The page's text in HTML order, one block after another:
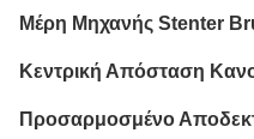
Μέρη Μηχανής Stenter
Κεντρική Απόσταση
Προσαρμοσμένο